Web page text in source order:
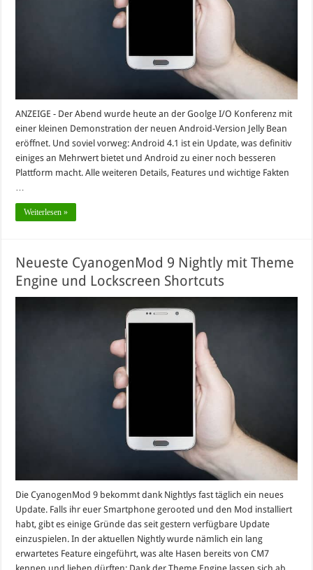
ANZEIGE - Der Abend wurde heute an der Goolge I/O Konferenz mit
einer kleinen Demonstration der neuen Android-Version Jelly Bean
eröffnet. Und soviel vorweg: Android 4.1 ist ein Update, was definitiv
einiges an Mehrwert bietet und Android zu einer noch besseren
Plattform macht. Alle weiteren Details, Features und wichtige Fakten
…
Weiterlesen »
Neueste CyanogenMod 9 Nightly mit Theme
Engine und Lockscreen Shortcuts
Die CyanogenMod 9 bekommt dank Nightlys fast täglich ein neues
Update. Falls ihr euer Smartphone gerooted und den Mod installiert
habt, gibt es einige Gründe das seit gestern verfügbare Update
einzuspielen. In der aktuellen Nightly wurde nämlich ein lang
erwartetes Feature eingeführt, was alte Hasen bereits von CM7